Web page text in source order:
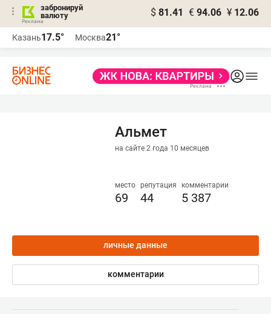
забронируй
валюту
$ 81.41 € 94.06 ¥ 12.06
Казань17.5° Москва21°
Альмет
на сайте 2 года 10 месяцев
место
69
репутация
44
комментарии
5 387
личные данные
комментарии